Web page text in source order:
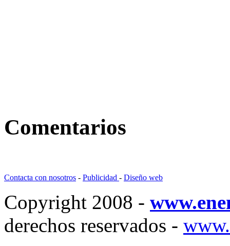
Comentarios
Contacta con nosotros - Publicidad - Diseño web
Copyright 2008 -
derechos reservados -